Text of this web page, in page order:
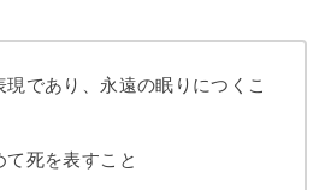
現であり、永遠の眠りにつくこ
て死を表すこと